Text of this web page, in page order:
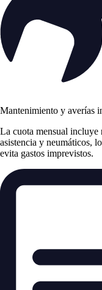
Mantenimiento y averías
La cuota mensual incluye
asistencia y neumáticos,
evita gastos imprevistos.